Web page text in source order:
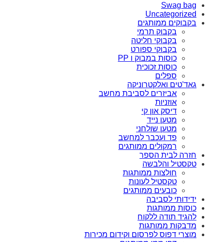
Swag bag
Uncategorized
בקבוקים ממותגים
בקבוק תרמי
בקבוקי חליטה
בקבוקי ספורט
כוסות במבוק ו PP
כוסות זכוכית
ספלים
גאד'טים ואלקטרוניקה
אביזרים לסביבת מחשב
אוזניות
דיסק און קי
מטען נייד
מטען שולחני
פד ועכבר למחשב
רמקולים ממותגים
חזרה לבית הספר
טקסטיל והלבשה
חולצות ממותגות
טקסטיל לעונות
כובעים ממותגים
ידידותי לסביבה
כוסות ממותגות
להגיד תודה ללקוח
מדבקות ממותגות
מוצרי דפוס לפרסום וקידום מכירות